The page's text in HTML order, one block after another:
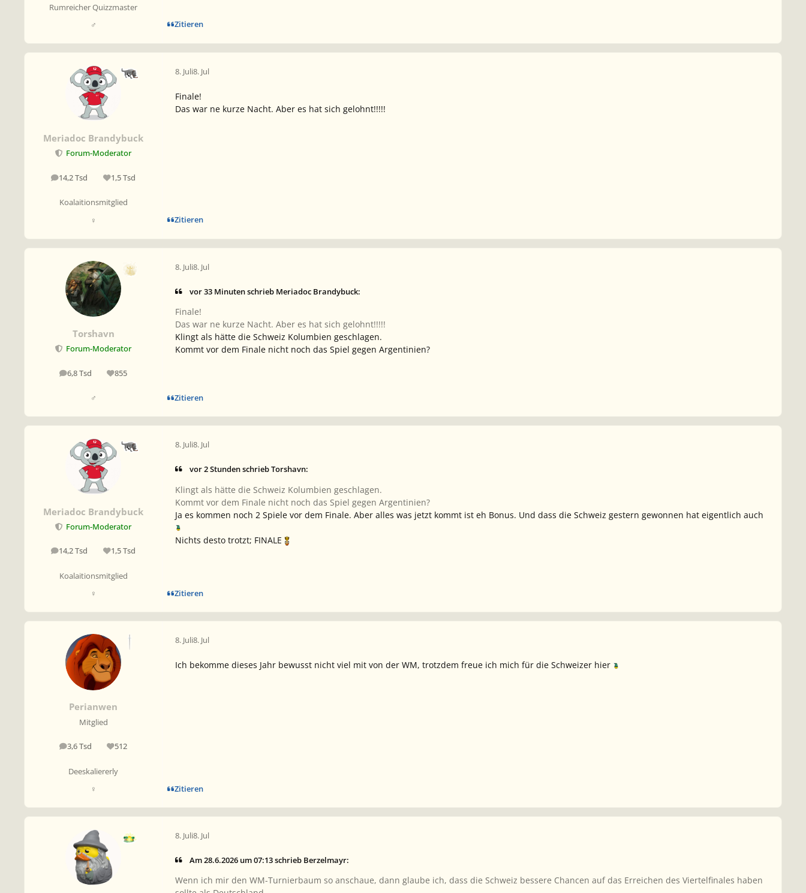
Rumreicher Quizzmaster
♂
Zitieren
Meriadoc Brandybuck
Forum-Moderator
14,2 Tsd
Beiträge 1,5 Tsd
Reputation
Koalaitionsmitglied
♀
8. Juli8. Jul
Finale!
Das war ne kurze Nacht. Aber es hat sich gelohnt!!!!!
Zitieren
Torshavn
Forum-Moderator
6,8 Tsd
Beiträge 855
Reputation
♂
8. Juli8. Jul
vor 33 Minuten schrieb Meriadoc Brandybuck:
Finale!
Das war ne kurze Nacht. Aber es hat sich gelohnt!!!!!
Klingt als hätte die Schweiz Kolumbien geschlagen.
Kommt vor dem Finale nicht noch das Spiel gegen Argentinien?
Zitieren
Meriadoc Brandybuck
Forum-Moderator
14,2 Tsd
Beiträge 1,5 Tsd
Reputation
Koalaitionsmitglied
♀
8. Juli8. Jul
vor 2 Stunden schrieb Torshavn:
Klingt als hätte die Schweiz Kolumbien geschlagen.
Kommt vor dem Finale nicht noch das Spiel gegen Argentinien?
Ja es kommen noch 2 Spiele vor dem Finale. Aber alles was jetzt kommt ist eh Bonus. Und dass die Schweiz gestern gewonnen hat eigentlich auch
Nichts desto trotzt; FINALE
Zitieren
Perianwen
Mitglied
3,6 Tsd
Beiträge 512
Reputation
Deeskaliererly
♀
8. Juli8. Jul
Ich bekomme dieses Jahr bewusst nicht viel mit von der WM, trotzdem freue ich mich für die Schweizer hier
Zitieren
8. Juli8. Jul
Am 28.6.2026 um 07:13 schrieb Berzelmayr:
Wenn ich mir den WM-Turnierbaum so anschaue, dann glaube ich, dass die Schweiz bessere Chancen auf das Erreichen des Viertelfinales haben